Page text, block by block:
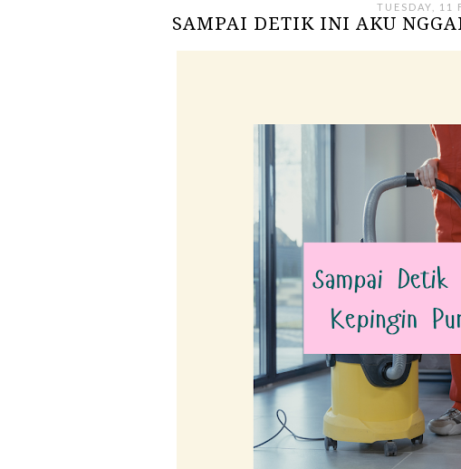
TUESDAY, 11
SAMPAI DETIK INI AKU